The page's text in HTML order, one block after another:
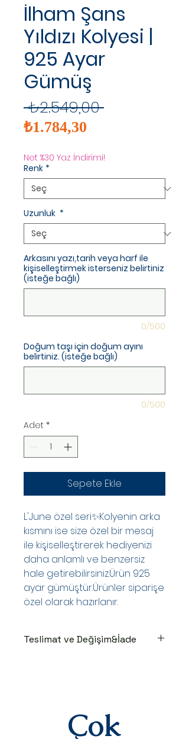
İlham Şans
Yıldızı Kolyesi |
925 Ayar
Gümüş
₺2.549,00 Normal
₺1.784,30
Net %30 Yaz İndirimi!
Renk *
Uzunluk *
Arkasını yazı,tarih veya harf ile
kişiselleştirmek isterseniz belirtiniz
(isteğe bağlı)
0/500
Doğum taşı için doğum ayını
belirtiniz. (isteğe bağlı)
0/500
Adet *
Sepete Ekle
L'June özel seri✨Kolyenin arka
kısmını ise size özel bir mesaj
ile kişiselleştirerek hediyenizi
daha anlamlı ve benzersiz
hale getirebilirsiniz.Ürün 925
ayar gümüştür.Ürünler siparişe
özel olarak hazırlanır.
Teslimat ve Değişim&İade
edilir.Kargoya teslim edildiğinde
takip numaranız,anlaşmalı kargo
firmamız olan Yurtiçi Kargo
Çok